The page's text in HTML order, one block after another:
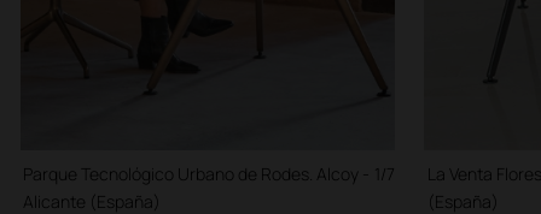
Parque Tecnológico Urbano de Rodes. Alcoy -
Alicante (España)
1/7
La Venta
(España)